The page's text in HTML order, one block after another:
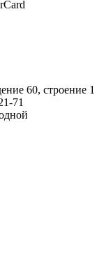
60, строение 1
71